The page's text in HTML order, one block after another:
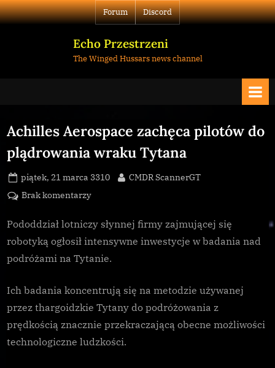
Skip
to
Forum Discord
Echo Przestrzeni
The Winged Hussars news channel
Achilles Aerospace zachęca pilotów do
plądrowania wraku Tytana
Posted
on
piątek, 21 marca 3310 By
CMDR ScannerGT
Brak komentarzydo
Aerospace
zachęca
do
wraku
Tytana
Pododdział lotniczy słynnej firmy zajmującej się
robotyką ogłosił intensywne inwestycje w badania nad
podróżami na Tytanie.
Ich badania koncentrują się na metodzie używanej
przez thargoidzkie Tytany do podróżowania z
prędkością znacznie przekraczającą obecne możliwości
technologiczne ludzkości.